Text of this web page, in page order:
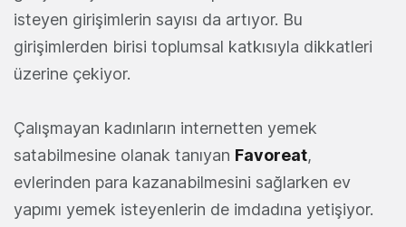
isteyen girişimlerin sayısı da artıyor. Bu
girişimlerden birisi toplumsal katkısıyla dikkatleri
üzerine çekiyor.
Çalışmayan kadınların internetten yemek
satabilmesine olanak tanıyan Favoreat,
evlerinden para kazanabilmesini sağlarken ev
yapımı yemek isteyenlerin de imdadına yetişiyor.